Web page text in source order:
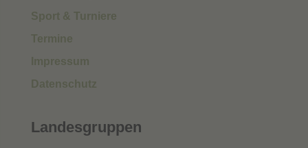
Sport & Turniere
Termine
Impressum
Datenschutz
Landesgruppen